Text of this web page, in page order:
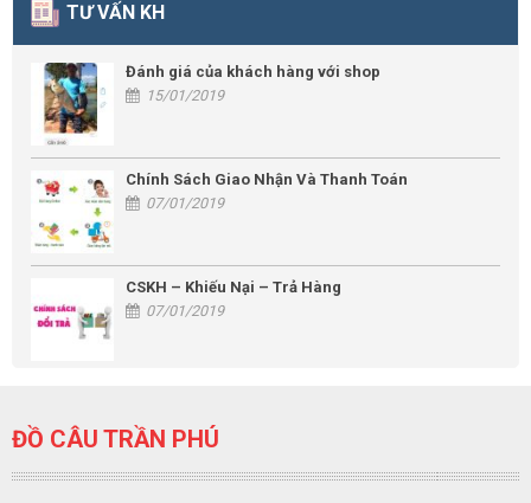
TƯ VẤN KH
Đánh giá của khách hàng với shop
15/01/2019
Chính Sách Giao Nhận Và Thanh Toán
07/01/2019
CSKH – Khiếu Nại – Trả Hàng
07/01/2019
ĐỒ CÂU TRẦN PHÚ